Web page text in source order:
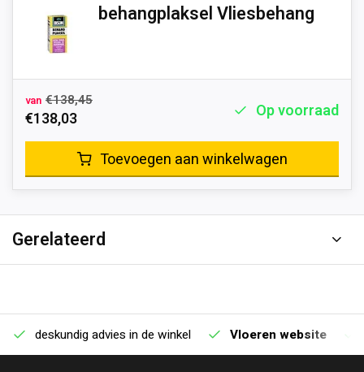
behangplaksel Vliesbehang
van €138,45
€138,03 Op voorraad
Toevoegen aan winkelwagen
Gerelateerd
deskundig advies in de winkel Vloeren website